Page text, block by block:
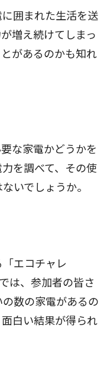
囲まれた生活を送
増え続けてしまっ
があるのかも知れ
な家電かどうかを
を調べて、その使
いでしょうか。
エコチャレ
は、参加者の皆さ
数の家電があるの
白い結果が得られ